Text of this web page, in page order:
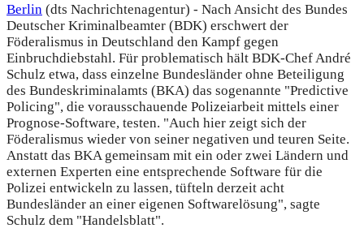
Berlin (dts Nachrichtenagentur) - Nach Ansicht des Bundes
Deutscher Kriminalbeamter (BDK) erschwert der
Föderalismus in Deutschland den Kampf gegen
Einbruchdiebstahl. Für problematisch hält BDK-Chef André
Schulz etwa, dass einzelne Bundesländer ohne Beteiligung
des Bundeskriminalamts (BKA) das sogenannte "Predictive
Policing", die vorausschauende Polizeiarbeit mittels einer
Prognose-Software, testen. "Auch hier zeigt sich der
Föderalismus wieder von seiner negativen und teuren Seite.
Anstatt das BKA gemeinsam mit ein oder zwei Ländern und
externen Experten eine entsprechende Software für die
Polizei entwickeln zu lassen, tüfteln derzeit acht
Bundesländer an einer eigenen Softwarelösung", sagte
Schulz dem "Handelsblatt".